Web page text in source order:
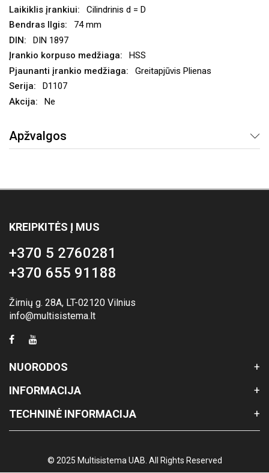
Cilindrinis d = D
74 mm
DIN 1897
HSS
Greitapjūvis Plienas
D1107
Ne
Apžvalgos
KREIPKITĖS Į MUS
+370 5 2760281
+370 655 91188
Žirnių g. 28A, LT-02120 Vilnius
info@multisistema.lt
NUORODOS
INFORMACIJA
TECHNINĖ INFORMACIJA
© 2025 Multisistema UAB. All Rights Reserved